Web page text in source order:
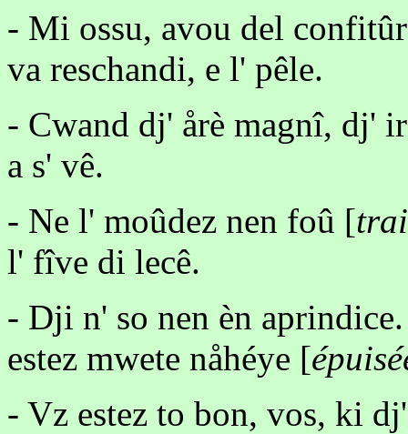
- Mi ossu, avou del
va reschandi, e l' pêle.
- Cwand dj' årè magnî, dj'
a s' vê.
- Ne l' moûdez nen foû [
l' fîve di lecê.
- Dji n' so nen èn
estez mwete nåhéye [
- Vz estez to bon, vos, ki